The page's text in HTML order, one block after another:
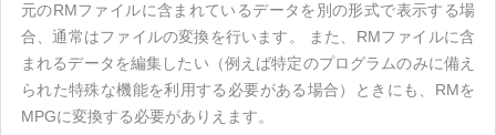
元のRMファイルに含まれているデータを別の形式で表示する場
合、通常はファイルの変換を行います。 また、RMファイルに含
まれるデータを編集したい（例えば特定のプログラムのみに備え
られた特殊な機能を利用する必要がある場合）ときにも、RMを
MPGに変換する必要がありえます。